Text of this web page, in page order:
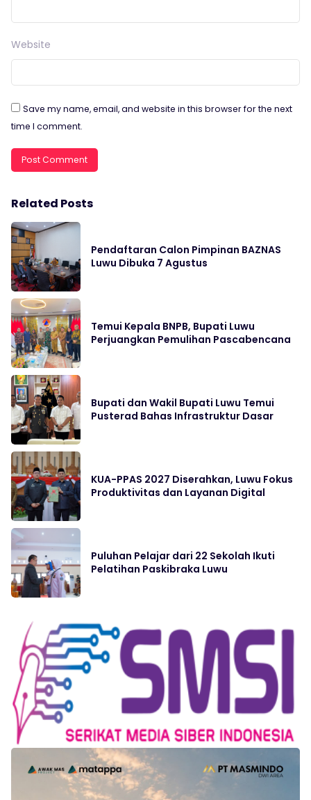
Website
Save my name, email, and website in this browser for the next
time I comment.
Related Posts
Pendaftaran Calon Pimpinan BAZNAS
Luwu Dibuka 7 Agustus
Temui Kepala BNPB, Bupati Luwu
Perjuangkan Pemulihan Pascabencana
Bupati dan Wakil Bupati Luwu Temui
Pusterad Bahas Infrastruktur Dasar
KUA-PPAS 2027 Diserahkan, Luwu Fokus
Produktivitas dan Layanan Digital
Puluhan Pelajar dari 22 Sekolah Ikuti
Pelatihan Paskibraka Luwu